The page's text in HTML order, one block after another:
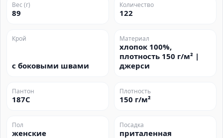
Вес (г)
89
Количество
122
Крой
с боковыми швами
Материал
хлопок 100%,
плотность 150 г/м² |
джерси
Пантон
187C
Плотность
150 г/м²
Пол
женские
Посадка
приталенная